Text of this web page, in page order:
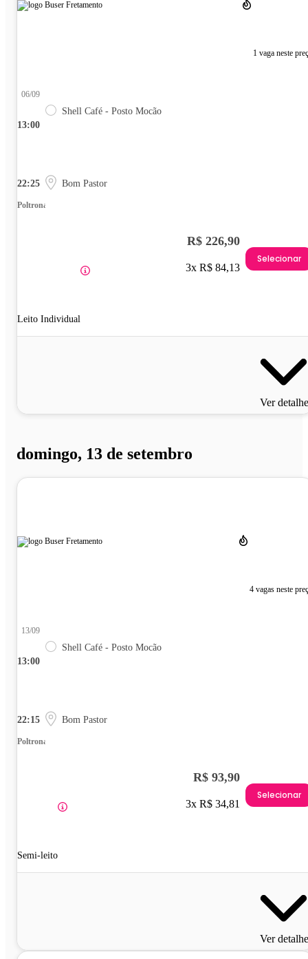
1 vaga neste
13:00
06/09
Shell Café - Posto Mocão
22:25 Bom Pastor
Poltrona
Leito Individual
R$ 226,90
3x R$ 84,13
Selecionar
Ver
domingo, 13 de setembro
4 vagas neste
13:00
13/09
Shell Café - Posto Mocão
22:15 Bom Pastor
Poltrona
Semi-leito
R$ 93,90
3x R$ 34,81
Selecionar
Ver